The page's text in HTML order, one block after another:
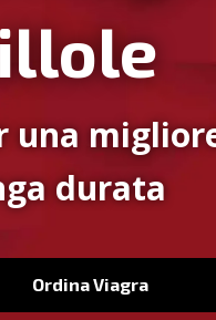
una
durata
Ordina Viagra